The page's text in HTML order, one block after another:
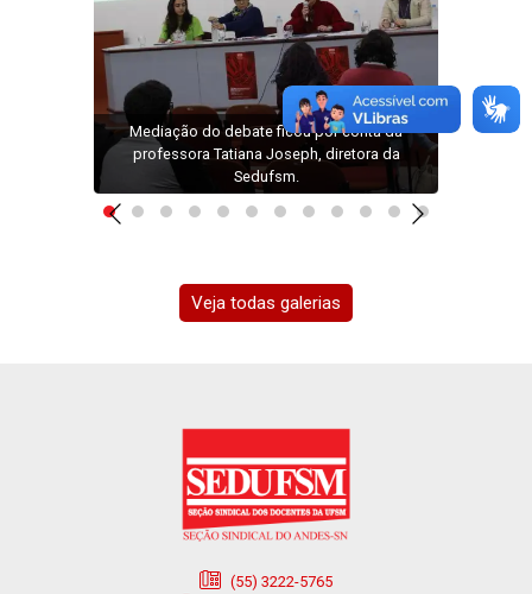
Mediação do debate ficou por conta da
professora Tatiana Joseph, diretora da
Sedufsm.
Veja todas galerias
(55) 3222-5765